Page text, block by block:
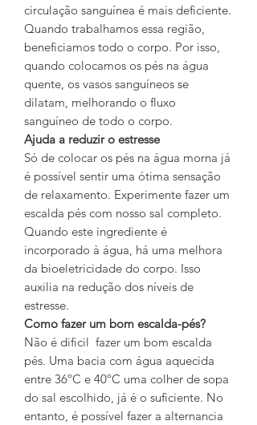
circulação sanguínea é mais deficiente.
Quando trabalhamos essa região,
beneficiamos todo o corpo. Por isso,
quando colocamos os pés na água
quente, os vasos sanguíneos se
dilatam, melhorando o fluxo
sanguíneo de todo o corpo.
Ajuda a reduzir o estresse
Só de colocar os pés na água morna já
é possível sentir uma ótima sensação
de relaxamento. Experimente fazer um
escalda pés com nosso sal completo.
Quando este ingrediente é
incorporado à água, há uma melhora
da bioeletricidade do corpo. Isso
auxilia na redução dos níveis de
estresse.
Como fazer um bom escalda-pés?
Não é dificil fazer um bom escalda
pés. Uma bacia com água aquecida
entre 36ºC e 40ºC uma colher de sopa
do sal escolhido, já é o suficiente. No
entanto, é possível fazer a alternancia